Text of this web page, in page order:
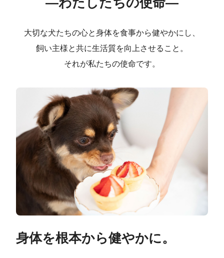
大切な犬たちの心と身体を食事から健やかにし、
飼い主様と共に生活質を向上させること。
それが私たちの使命です。
身体を根本から健やかに。